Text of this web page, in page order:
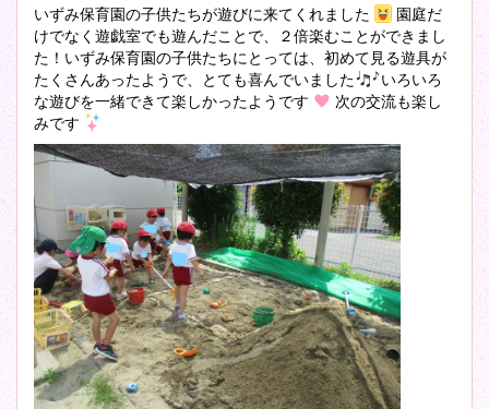
いずみ保育園の子供たちが遊びに来てくれました
園庭だ
けでなく遊戯室でも遊んだことで、２倍楽むことができまし
た！いずみ保育園の子供たちにとっては、初めて見る遊具が
たくさんあったようで、とても喜んでいました
いろいろ
な遊びを一緒できて楽しかったようです
次の交流も楽し
みです